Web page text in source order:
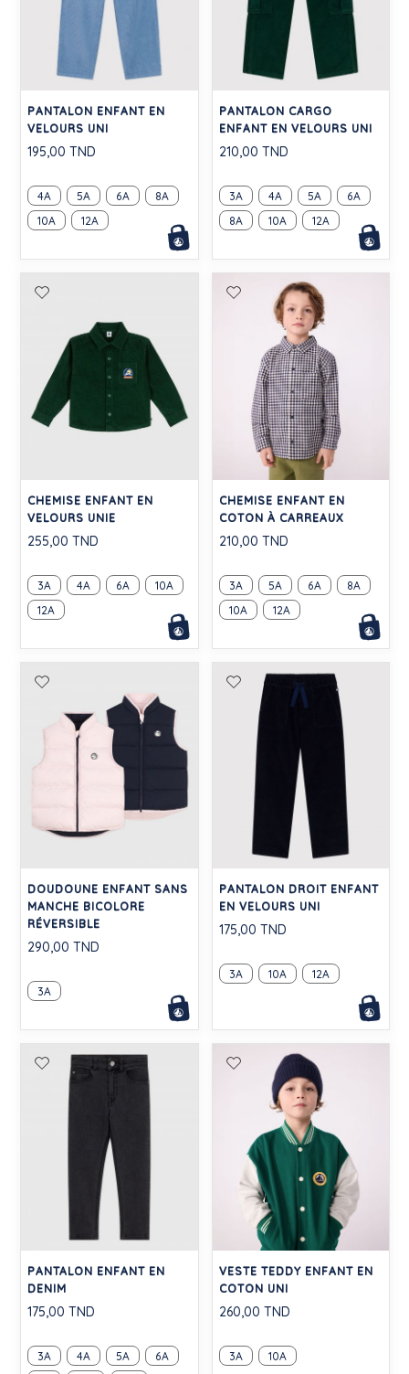
PANTALON ENFANT EN
VELOURS UNI
195,00 TND
4A 5A 6A
8A
10A
12A
PANTALON CARGO
ENFANT EN VELOURS UNI
210,00 TND
3A 4A 5A
6A
8A
10A 12A
CHEMISE ENFANT EN
VELOURS UNIE
255,00 TND
3A 4A 6A
10A
12A
CHEMISE ENFANT EN
COTON À CARREAUX
210,00 TND
3A 5A 6A
8A
10A
12A
DOUDOUNE ENFANT SANS
MANCHE BICOLORE
RÉVERSIBLE
290,00 TND
3A
PANTALON DROIT ENFANT
EN VELOURS UNI
175,00 TND
3A 10A 12A
PANTALON ENFANT EN
DENIM
175,00 TND
3A 4A 5A 6A
VESTE TEDDY ENFANT EN
COTON UNI
260,00 TND
3A 10A